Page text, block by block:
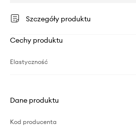
Szczegóły produktu
Cechy produktu
Elastyczność
Dane produktu
Kod producenta